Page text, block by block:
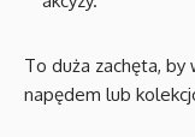
To duża zachęta, by
napędem lub